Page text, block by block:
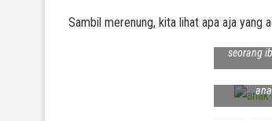
Sambil merenung, kita lihat apa aja yang
seorang